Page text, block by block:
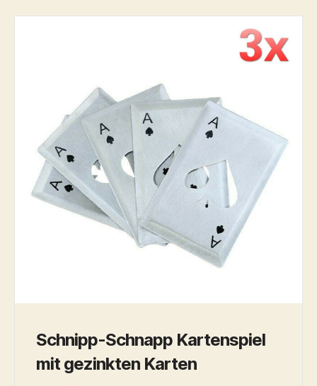
Schnipp-Schnapp Kartenspiel
mit gezinkten Karten